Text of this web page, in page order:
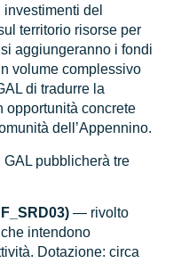
del
territorio risorse per
aggiungeranno i fondi
volume complessivo
di tradurre la
opportunità concrete
dell’Appennino.
pubblicherà tre
— rivolto
intendono
Dotazione: circa